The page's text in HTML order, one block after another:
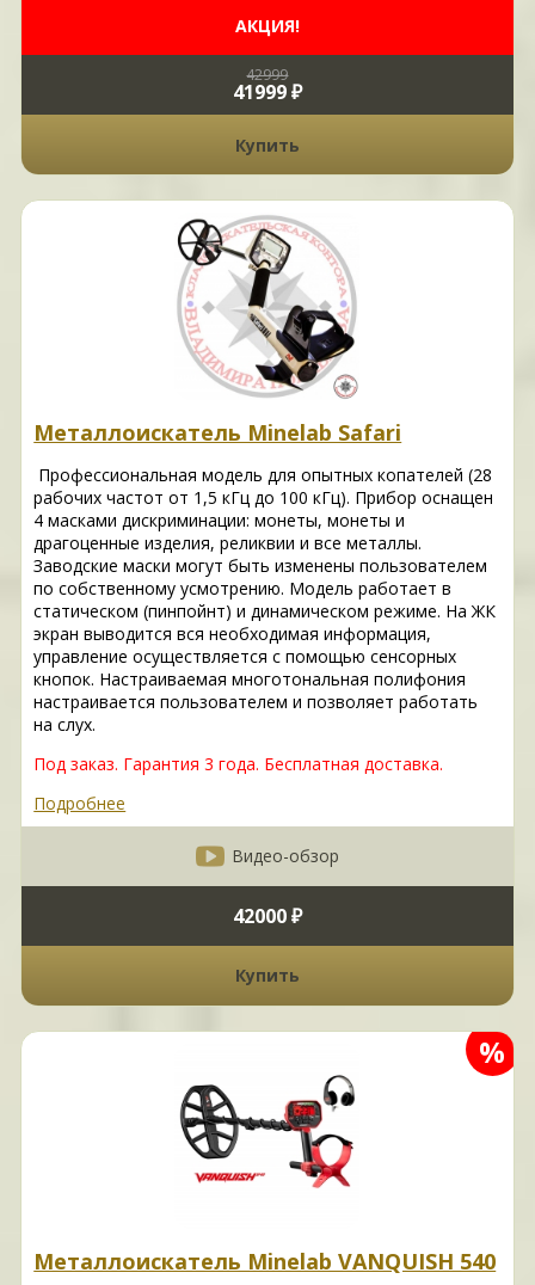
АКЦИЯ!
42999
41999 ₽
Купить
Металлоискатель Minelab Safari
Профессиональная модель для опытных копателей (28
рабочих частот от 1,5 кГц до 100 кГц). Прибор оснащен
4 масками дискриминации: монеты, монеты и
драгоценные изделия, реликвии и все металлы.
Заводские маски могут быть изменены пользователем
по собственному усмотрению. Модель работает в
статическом (пинпойнт) и динамическом режиме. На ЖК
экран выводится вся необходимая информация,
управление осуществляется с помощью сенсорных
кнопок. Настраиваемая многотональная полифония
настраивается пользователем и позволяет работать
на слух.
Под заказ. Гарантия 3 года. Бесплатная доставка.
Подробнее
Видео-обзор
42000 ₽
Купить
%
Металлоискатель Minelab VANQUISH 540